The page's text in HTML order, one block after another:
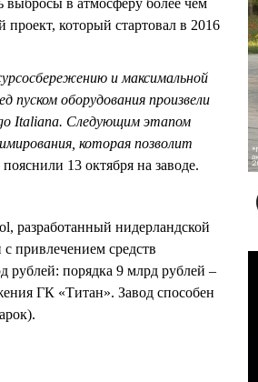
выбросы в атмосферу более чем
который стартовал в 2016
и максимальной
оборудования произвели
Italiana. Следующим этапом
которая позволит
пояснили 13 октября на заводе.
разработанный нидерландской
привлечением средств
порядка 9 млрд рублей –
ГК «Титан». Завод способен